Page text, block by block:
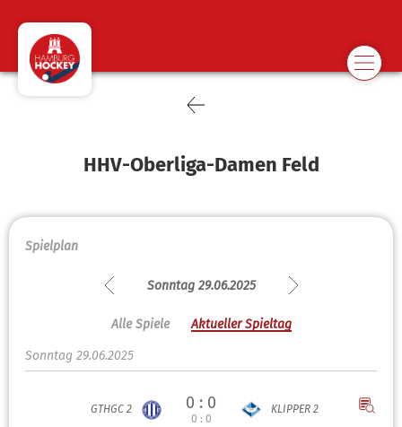
HHV-Oberliga-Damen Feld
Spielplan
Sonntag 29.06.2025
Alle Spiele Aktueller Spieltag
Sonntag 29.06.2025
GTHGC 2 0 : 0
0 : 0
KLIPPER 2